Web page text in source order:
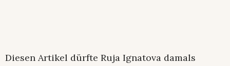
Diesen Artikel dürfte Ruja Ignatova damals